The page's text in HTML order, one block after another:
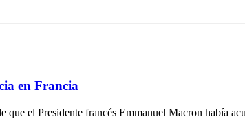
en Francia
el Presidente francés Emmanuel Macron había